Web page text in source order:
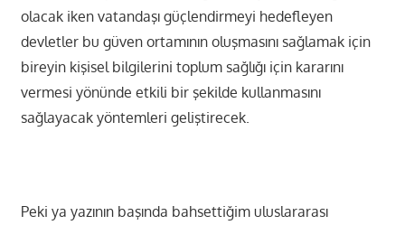
olacak iken vatandaşı güçlendirmeyi hedefleyen
devletler bu güven ortamının oluşmasını sağlamak için
bireyin kişisel bilgilerini toplum sağlığı için kararını
vermesi yönünde etkili bir şekilde kullanmasını
sağlayacak yöntemleri geliştirecek.
Peki ya yazının başında bahsettiğim uluslararası